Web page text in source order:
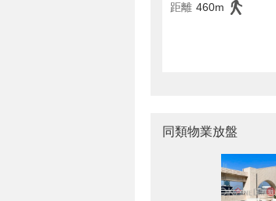
距離 460m
同類物業放盤